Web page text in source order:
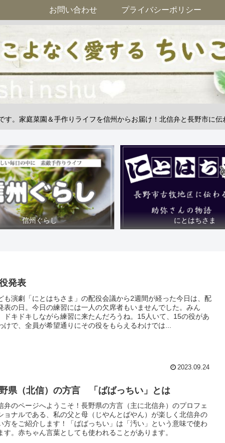
す。家庭菜園＆手作りライフを信州からお届け！北信弁と長野市に伝
お問い合わせ プライバシーポリシー
信州ぐらし にとはちさま
発表
も演劇「にとはちさま」の配役会議から2週間が経った今日は、配
表の日。今日の練習には一人の欠席者もいませんでした。みん
ドキドキしながら練習に来たんだろうね。15人いて、15の役があ
けで、全員が希望通りにその役をもらえるわけでは...
2023.09.24
県（北信）の方言 「ばばっちい」とは
弁のページへようこそ！長野県の方言（主に北信弁）のプロフェ
ョナルである、私の父と母（じやんとばやん）が楽しく北信弁の
方をご紹介します！「ばばっちい」は「汚い」という意味で使わ
す。赤ちゃん言葉としても使われることがあります。